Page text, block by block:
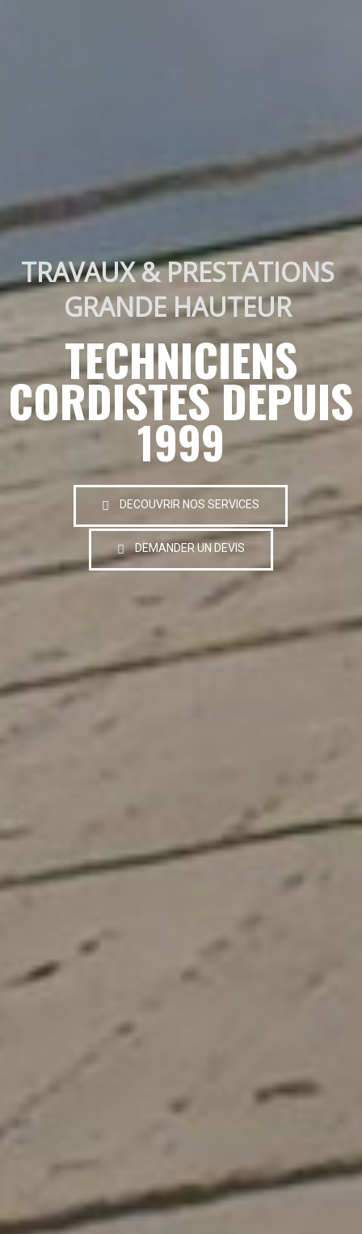
TRAVAUX & PRESTATIONS
GRANDE HAUTEUR
TECHNICIENS
CORDISTES DEPUIS
1999
DECOUVRIR NOS SERVICES
DEMANDER UN DEVIS